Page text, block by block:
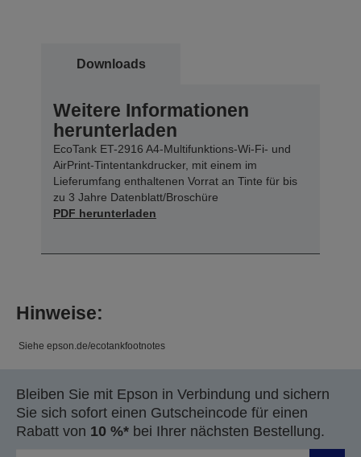
Downloads
Weitere Informationen
herunterladen
EcoTank ET-2916 A4-Multifunktions-Wi-Fi- und
AirPrint-Tintentankdrucker, mit einem im
Lieferumfang enthaltenen Vorrat an Tinte für bis
zu 3 Jahre Datenblatt/Broschüre
PDF herunterladen
Hinweise:
Siehe epson.de/ecotankfootnotes
Bleiben Sie mit Epson in Verbindung und sichern
Sie sich sofort einen Gutscheincode für einen
Rabatt von 10 %* bei Ihrer nächsten Bestellung.